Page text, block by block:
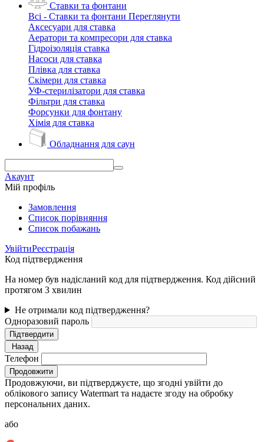
Ставки та фонтани
Всі - Ставки та фонтани Переглянути
Аксесуари для ставка
Аератори та компресори для ставка
Гідроізоляція ставка
Насоси для ставка
Плівка для ставка
Скімери для ставка
УФ-стерилізатори для ставка
Фільтри для ставка
Форсунки для фонтану
Хімія для ставка
Обладнання для саун
Акаунт
Мій профіль
Замовлення
Cписок порівняння
Список побажань
УвійтиРеєстрація
Код підтвердження
На номер був надісланий код для підтвердження. Код дійсний
протягом 3 хвилин
Не отримали код підтвердження?
Одноразовий пароль
Підтвердити
Назад
Телефон
Продовжити
Продовжуючи, ви підтверджуєте, що згодні увійти до
облікового запису Watermart та надаєте згоду на обробку
персональних даних.
або